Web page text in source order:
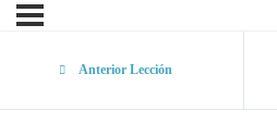
Anterior Lección